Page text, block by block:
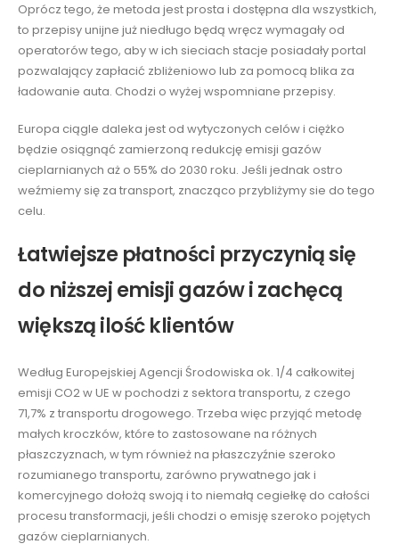
Oprócz tego, że metoda jest prosta i dostępna dla wszystkich,
to przepisy unijne już niedługo będą wręcz wymagały od
operatorów tego, aby w ich sieciach stacje posiadały portal
pozwalający zapłacić zbliżeniowo lub za pomocą blika za
ładowanie auta. Chodzi o wyżej wspomniane przepisy.
Europa ciągle daleka jest od wytyczonych celów i ciężko
będzie osiągnąć zamierzoną redukcję emisji gazów
cieplarnianych aż o 55% do 2030 roku. Jeśli jednak ostro
weźmiemy się za transport, znacząco przybliżymy sie do tego
celu.
Łatwiejsze płatności przyczynią się
do niższej emisji gazów i zachęcą
większą ilość klientów
Według Europejskiej Agencji Środowiska ok. 1/4 całkowitej
emisji CO2 w UE w pochodzi z sektora transportu, z czego
71,7% z transportu drogowego. Trzeba więc przyjąć metodę
małych kroczków, które to zastosowane na różnych
płaszczyznach, w tym również na płaszczyźnie szeroko
rozumianego transportu, zarówno prywatnego jak i
komercyjnego dołożą swoją i to niemałą cegiełkę do całości
procesu transformacji, jeśli chodzi o emisję szeroko pojętych
gazów cieplarnianych.